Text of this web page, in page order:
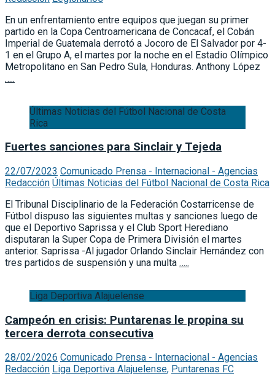
En un enfrentamiento entre equipos que juegan su primer
partido en la Copa Centroamericana de Concacaf, el Cobán
Imperial de Guatemala derrotó a Jocoro de El Salvador por 4-
1 en el Grupo A, el martes por la noche en el Estadio Olímpico
Metropolitano en San Pedro Sula, Honduras. Anthony López
…..
Últimas Noticias del Fútbol Nacional de Costa
Rica
Fuertes sanciones para Sinclair y Tejeda
22/07/2023 Comunicado Prensa - Internacional - Agencias
Redacción Últimas Noticias del Fútbol Nacional de Costa Rica
El Tribunal Disciplinario de la Federación Costarricense de
Fútbol dispuso las siguientes multas y sanciones luego de
que el Deportivo Saprissa y el Club Sport Herediano
disputaran la Super Copa de Primera División el martes
anterior. Saprissa -Al jugador Orlando Sinclair Hernández con
tres partidos de suspensión y una multa …..
Liga Deportiva Alajuelense
Campeón en crisis: Puntarenas le propina su
tercera derrota consecutiva
28/02/2026 Comunicado Prensa - Internacional - Agencias
Redacción Liga Deportiva Alajuelense, Puntarenas FC